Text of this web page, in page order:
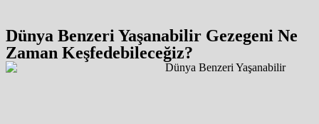
Dünya Benzeri Yaşanabilir Gezegeni Ne
Zaman Keşfedebileceğiz?